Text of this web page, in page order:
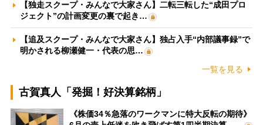
【独走スクープ・みんなで大家さん】二転三転した“成田プロ
ジェクト”の計画変更の裏で起き…
【追及スクープ・みんなで大家さん】独占入手“内部議事録”で
明かされる柳瀬健一・代表の思…
一覧を見る
古賀真人「発掘！好決算銘柄」
《株価34％急落のワークマンに特大反転の期待》